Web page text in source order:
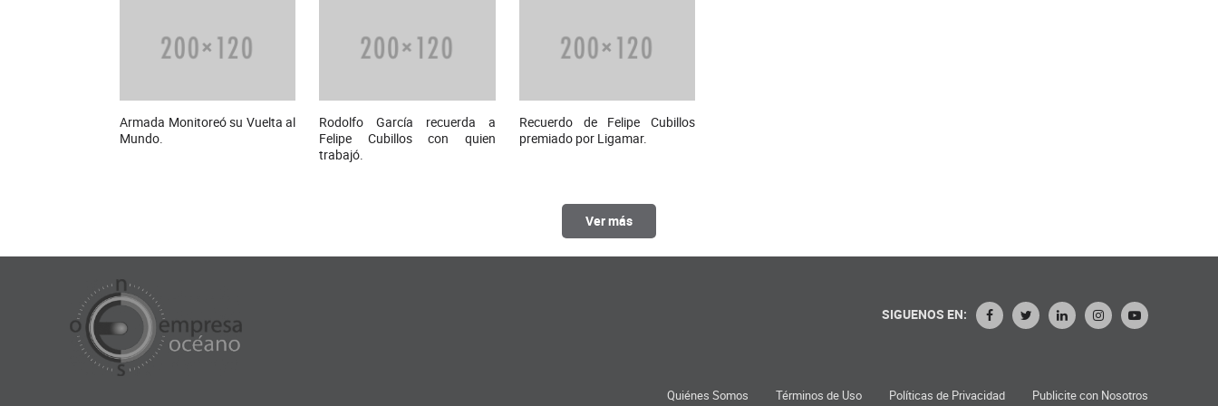
Armada Monitoreó su Vuelta al
Mundo.
Rodolfo García recuerda a
Felipe Cubillos con quien
trabajó.
Recuerdo de Felipe Cubillos
premiado por Ligamar.
Ver más
SIGUENOS EN:
Quiénes Somos Términos de Uso Políticas de Privacidad Publicite con Nosotros